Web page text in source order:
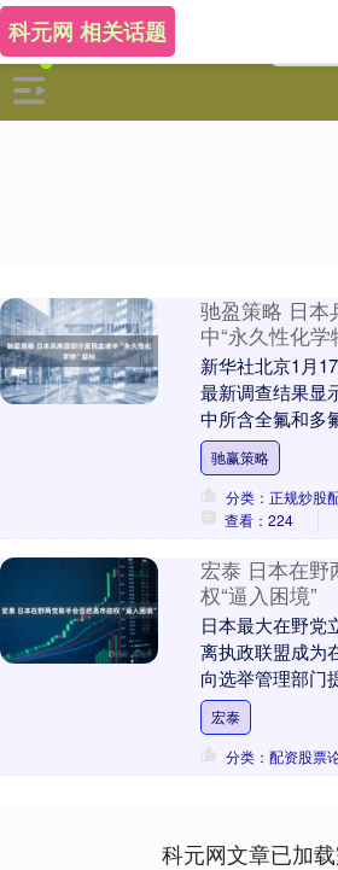
科元网 相关话题
驰盈策略 日本
中“永久性化学
新华社北京1月
最新调查结果显
中所含全氟和多
久性化学物”恐对
团体呼....
驰赢策略
分类：正规炒股
查看：224
宏泰 日本在野
权“逼入困境”
日本最大在野党
离执政联盟成为
向选举管理部门
合”的申请。此前
组建新党....
宏泰
分类：配资股票
科元网文章已加